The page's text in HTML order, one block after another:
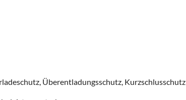
Überentladungsschutz, Kurzschlusschutz